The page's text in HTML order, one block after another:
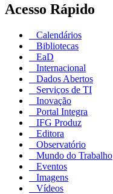
Acesso Rápido
Calendários
Bibliotecas
EaD
Internacional
Dados Abertos
Serviços de TI
Inovação
Portal Integra
IFG Produz
Editora
Observatório
Mundo do Trabalho
Eventos
Imagens
Vídeos